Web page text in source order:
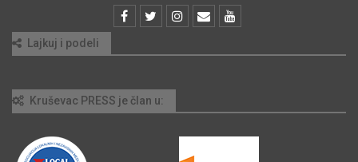
Lajkuj i podeli
Kruševac PRESS je član u: